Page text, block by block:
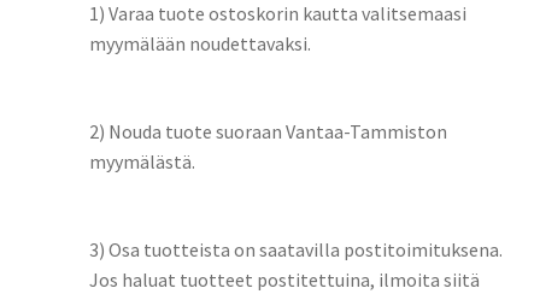
1) Varaa tuote ostoskorin kautta valitsemaasi
myymälään noudettavaksi.
2) Nouda tuote suoraan Vantaa-Tammiston
myymälästä.
3) Osa tuotteista on saatavilla postitoimituksena.
Jos haluat tuotteet postitettuina, ilmoita siitä